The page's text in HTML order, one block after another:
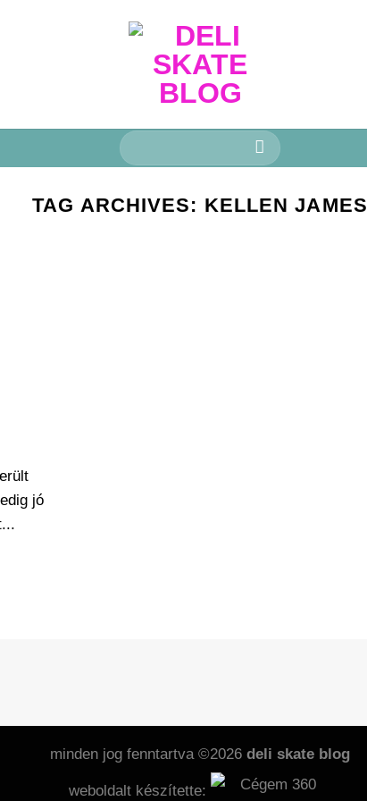
Keresés
a
TAG ARCHIVES: KELLEN JAMES
jó
minden jog fenntartva ©2026 deli skate blog
weboldalt készítette: